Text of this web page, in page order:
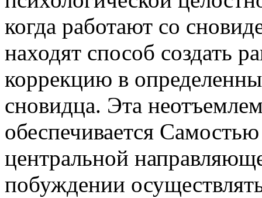
когда работают со
находят способ создать
коррекцию в
сновидца. Эта
обеспечивается
центральной
побуждении